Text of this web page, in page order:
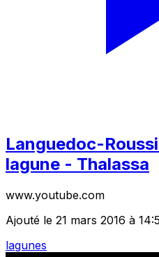
Languedoc-
lagune - Thalassa
www.youtube.com
Ajouté le 21 mars 2016 à
lagunes